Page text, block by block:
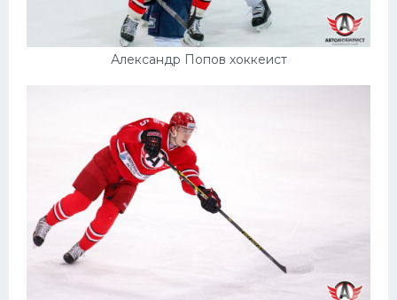
Александр Попов хоккеист